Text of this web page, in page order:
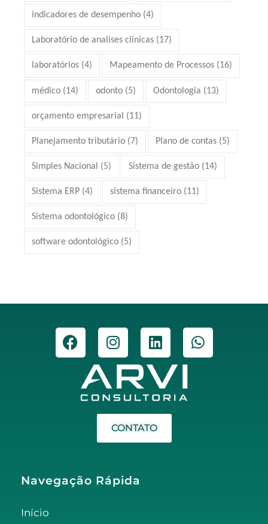
indicadores de desempenho (4)
Laboratório de analises clínicas (17)
laboratórios (4) Mapeamento de Processos (16)
médico (14) odonto (5) Odontologia (13)
orçamento empresarial (11)
Planejamento tributário (7) Plano de contas (5)
Simples Nacional (5) Sistema de gestão (14)
Sistema ERP (4) sistema financeiro (11)
Sistema odontológico (8)
software odontológico (5)
CONTATO
Navegação Rápida
Início